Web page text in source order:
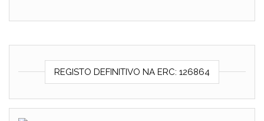
REGISTO DEFINITIVO NA ERC: 126864